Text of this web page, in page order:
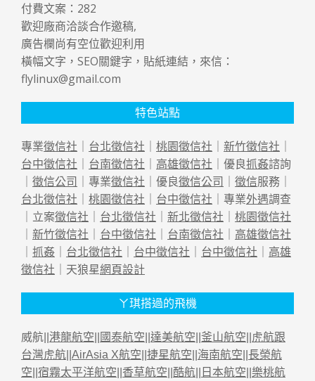
付費文案： 282
歡迎廠商洽談合作邀稿,
廣告欄尚有空位歡迎利用
橫幅文字，SEO關鍵字，貼紙連結，來信：
flylinux@gmail.com
特色站點
專業徵信社 台北徵信社 桃園徵信社 新竹徵信社
台中徵信社
台南徵信社 高雄徵信社 ｜優良抓姦諮詢
徵信公司 ｜專業徵信社 ｜優良徵信公司 徵信服務｜
台北徵信社
桃園徵信社 台中徵信社 ｜專業外遇調查
｜立案徵信社 台北徵信社 新北徵信社
桃園徵信社
新竹徵信社 台中徵信社 台南徵信社
高雄徵信社
抓姦 台北徵信社 台中徵信社 台中徵信社
高雄
徵信社 ｜天狼星網頁設計
ㄚ琪搭過的飛機
威航|| 港龍航空 國泰航空 達美航空 釜山航空
虎航跟
台灣虎航 AirAsia X航空 捷星航空 海南航空 長榮航
空 宿霧太平洋航空 香草航空 酷航 日本航空 樂桃航